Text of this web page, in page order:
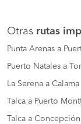
Otras rutas
Punta Arenas a
Puerto Natales a
La Serena a Calama
Talca a Puerto
Talca a Concepción